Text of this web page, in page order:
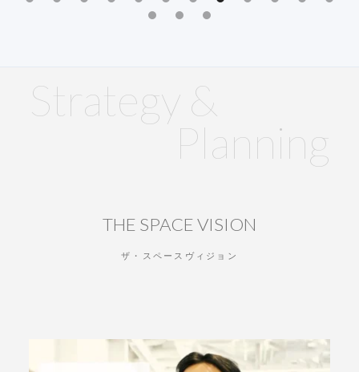
Strategy &
Planning
THE SPACE VISION
ザ・スペースヴィジョン